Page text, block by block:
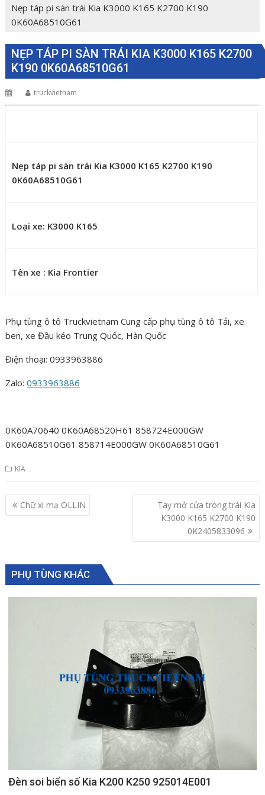
Nẹp táp pi sàn trái Kia K3000 K165 K2700 K190
0K60A68510G61
NẸP TÁP PI SÀN TRÁI KIA K3000 K165 K2700
K190 0K60A68510G61
truckvietnam
Nẹp táp pi sàn trái Kia K3000 K165 K2700 K190
0K60A68510G61
Loại xe: K3000 K165
Tên xe : Kia Frontier
Phụ tùng ô tô Truckvietnam Cung cấp phụ tùng ô tô Tải, xe
ben, xe Đầu kéo Trung Quốc, Hàn Quốc
Điện thoại: 0933963886
Zalo:0933963886
0K60A70640 0K60A68520H61 858724E000GW
0K60A68510G61 858714E000GW 0K60A68510G61
KIA
Post
navigation
Chữ xi mạ OLLIN
Tay mở cửa trong trái Kia
K3000 K165 K2700 K190
0K2405833096
PHỤ TÙNG KHÁC
Đèn soi biển số Kia K200 K250 925014E001